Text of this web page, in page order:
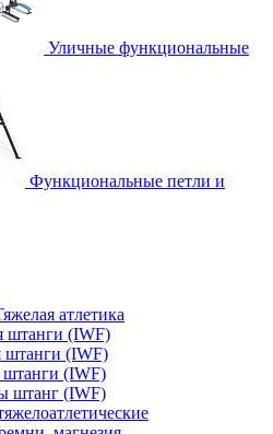
Уличные функциональные
Функциональные петли и
атлетика
штанги (IWF)
штанги (IWF)
штанги (IWF)
штанг (IWF)